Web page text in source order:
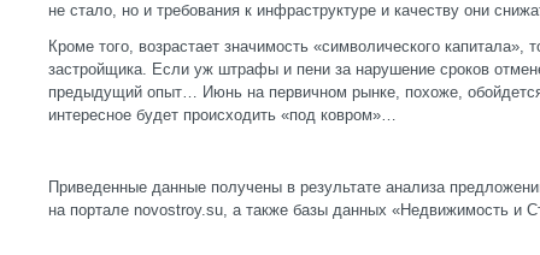
не стало, но и требования к инфраструктуре и качеству они
Кроме того, возрастает значимость «символического капитала»,
застройщика. Если уж штрафы и пени за нарушение сроков
предыдущий опыт… Июнь на первичном рынке, похоже,
интересное будет происходить «под ковром»…
Приведенные данные получены в результате анализа
на портале novostroy.su, а также базы данных «Недвижимость и